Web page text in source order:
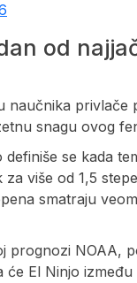
od
naučnika privlače
snagu ovog
definiše se kada
za više od 1,5
smatraju
prognozi NOAA,
će El Ninjo